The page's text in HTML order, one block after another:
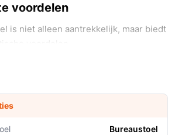
voordelen
is niet alleen aantrekkelijk, maar biedt
zithoogte van 42 tot 52 cm, waardoor
aan jouw lichaam kunt
Bureaustoel